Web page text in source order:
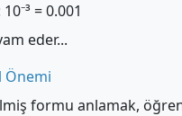
= 0.001
eder...
Önemi
formu anlamak,